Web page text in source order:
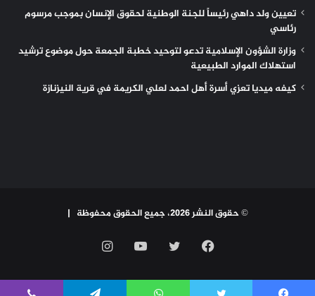
تعيين ولد داهي رئيساً للجنة الوطنية لحقوق الإنسان بموجب مرسوم
رئاسي
وزارة الشؤون الإسلامية تدعو لتوحيد خطبة الجمعة حول موضوع ترشيد
استهلاك الموارد الطبيعية
كيفه ميديا تعزي أسرة أهل احمد لعلي الكريمة في قرية النيزنازة
© حقوق النشر 2026، جميع الحقوق محفوظة |
فيسبوك تويتر يوتيوب